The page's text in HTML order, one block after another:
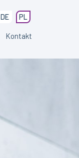
DE PL
Kontakt